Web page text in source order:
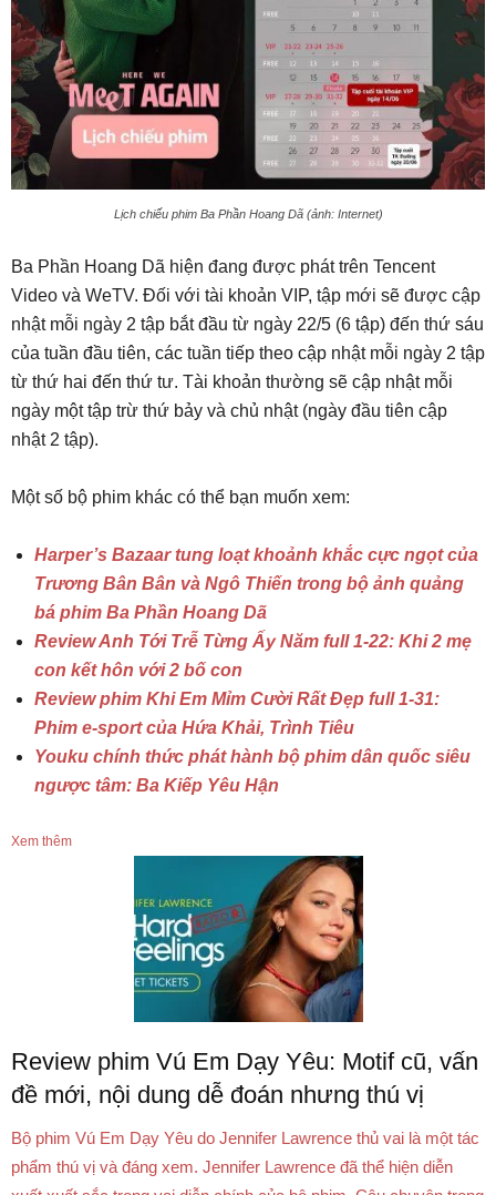
Lịch chiếu phim Ba Phần Hoang Dã (ảnh: Internet)
Ba Phần Hoang Dã hiện đang được phát trên Tencent
Video và WeTV. Đối với tài khoản VIP, tập mới sẽ được cập
nhật mỗi ngày 2 tập bắt đầu từ ngày 22/5 (6 tập) đến thứ sáu
của tuần đầu tiên, các tuần tiếp theo cập nhật mỗi ngày 2 tập
từ thứ hai đến thứ tư. Tài khoản thường sẽ cập nhật mỗi
ngày một tập trừ thứ bảy và chủ nhật (ngày đầu tiên cập
nhật 2 tập).
Một số bộ phim khác có thể bạn muốn xem:
Harper’s Bazaar tung loạt khoảnh khắc cực ngọt của
Trương Bân Bân và Ngô Thiến trong bộ ảnh quảng
bá phim Ba Phần Hoang Dã
Review Anh Tới Trễ Từng Ấy Năm full 1-22: Khi 2 mẹ
con kết hôn với 2 bố con
Review phim Khi Em Mỉm Cười Rất Đẹp full 1-31:
Phim e-sport của Hứa Khải, Trình Tiêu
Youku chính thức phát hành bộ phim dân quốc siêu
ngược tâm: Ba Kiếp Yêu Hận
Xem thêm
Review phim Vú Em Dạy Yêu: Motif cũ, vấn
đề mới, nội dung dễ đoán nhưng thú vị
Bộ phim Vú Em Dạy Yêu do Jennifer Lawrence thủ vai là một tác
phẩm thú vị và đáng xem. Jennifer Lawrence đã thể hiện diễn